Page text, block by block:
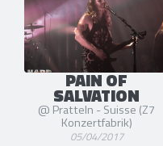
PAIN OF
SALVATION
@ Pratteln - Suisse (Z7
Konzertfabrik)
05/04/2017